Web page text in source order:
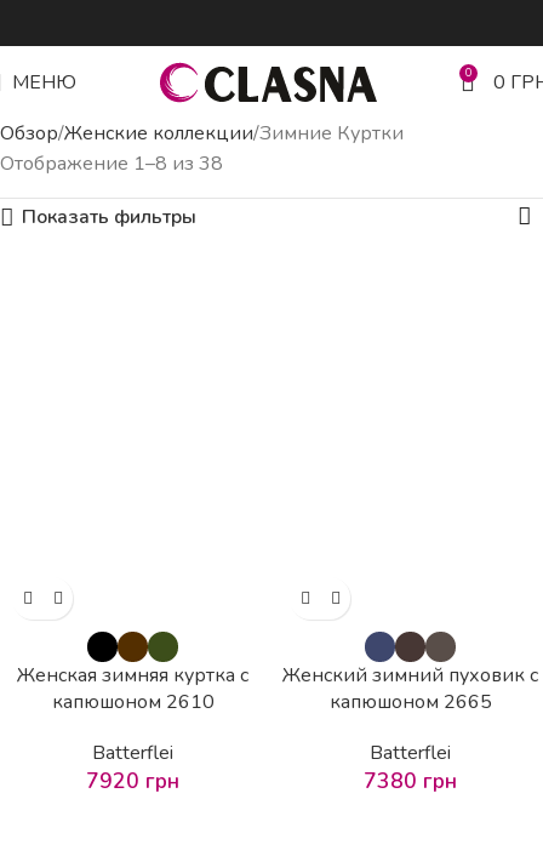
МЕНЮ 0 0
Обзор Женские коллекции Зимние Куртки
Отображение 1–8 из 38
Показать фильтры
Женская зимняя куртка с
капюшоном 2610
Batterflei
7920 грн
Женский зимний пуховик с
капюшоном 2665
Batterflei
7380 грн